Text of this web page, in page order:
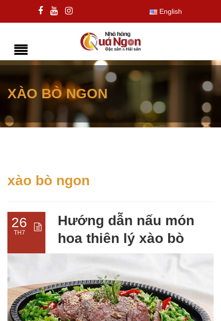
English
XÀO BÒ NGON
xào bò ngon
26
TH7
Hướng dẫn nấu món
hoa thiên lý xào bò